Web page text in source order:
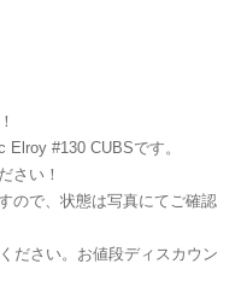
#130 CUBSです。
さい！
ので、状態は写真にてご確認
ださい。お値段ディスカウン